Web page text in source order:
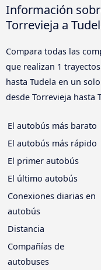
Información
Torrevieja a
Compara todas las
que realizan 1
hasta Tudela en un
desde Torrevieja hasta
El autobús más barato
El autobús más rápido
El primer autobús
El último autobús
Conexiones diarias en
autobús
Distancia
Compañías de
autobuses